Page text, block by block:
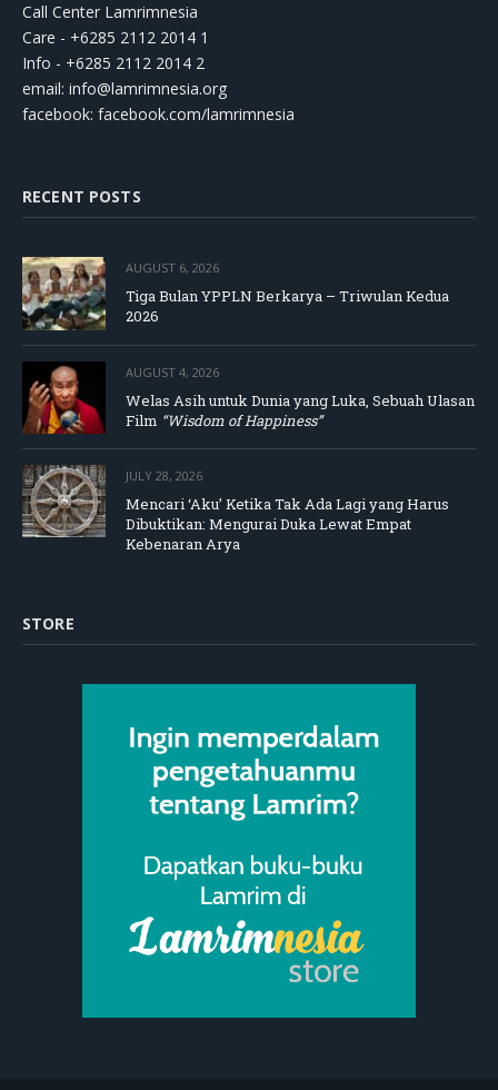
Call Center Lamrimnesia
Care - +6285 2112 2014 1
Info - +6285 2112 2014 2
email: info@lamrimnesia.org
facebook: facebook.com/lamrimnesia
RECENT POSTS
AUGUST 6, 2026
Tiga Bulan YPPLN Berkarya – Triwulan Kedua
2026
AUGUST 4, 2026
Welas Asih untuk Dunia yang Luka, Sebuah Ulasan
Film “Wisdom of Happiness”
JULY 28, 2026
Mencari ‘Aku’ Ketika Tak Ada Lagi yang Harus
Dibuktikan: Mengurai Duka Lewat Empat
Kebenaran Arya
STORE